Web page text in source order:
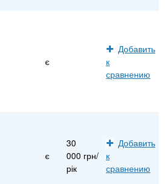
є
Добавить
к
сравнению
є
30
000 грн/
рік
Добавить
к
сравнению